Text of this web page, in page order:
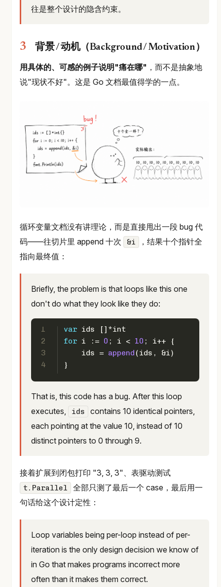
往是整个设计的隐含约束。
背景 / 动机（Background / Motivation）
用具体的、可感的例子说明"痛在哪" ，而不是抽象地
说"现状不好"。这是 Go 文档最值得学的一点。
循环变量文档没有讲理论，而是直接甩出一段 bug 代
码——往切片里 append 十次
&i
，结果十个指针全
指向最终值：
Briefly, the problem is that loops like this one
don't do what they look like they do:
1
2
3
4
var ids []*int
for i := 0 ; i < 10 ; i++ {
    ids =
append (ids, &i)
}
That is, this code has a bug. After this loop
executes,
ids
contains 10 identical pointers,
each pointing at the value 10, instead of 10
distinct pointers to 0 through 9.
接着扩展到闭包打印 "3, 3, 3"、表驱动测试
t.Parallel
全部只测了最后一个 case，最后用一
句话给这个设计定性：
Loop variables being per-loop instead of per-
iteration is the only design decision we know of
in Go that makes programs incorrect more
often than it makes them correct.